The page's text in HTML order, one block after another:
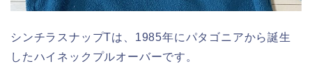
シンチラスナップTは、1985年にパタゴニアから誕生
したハイネックプルオーバーです。